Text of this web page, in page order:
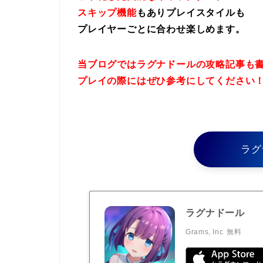
スキップ機能もありプレイスタイルも
プレイヤーごとに合わせ楽しめます。
当ブログではラグナドールの攻略記事も
プレイの際にはぜひ参考にしてください
ラ
ラグナドール
Grams, Inc 無料